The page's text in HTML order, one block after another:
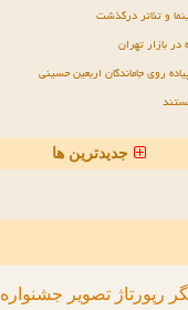
و تئاتر درگذشت
بازار تهران
روی جاماندگان اربعین حسینی
جدیدترین ها
رپورتاژ تصویر جشنواره